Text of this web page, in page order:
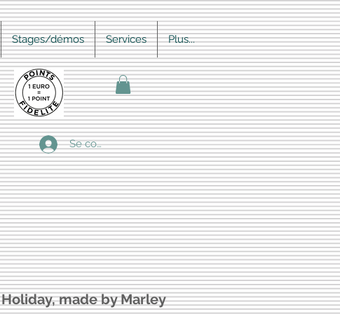
Stages/démos Services Plus...
Se connecter
made by Marley